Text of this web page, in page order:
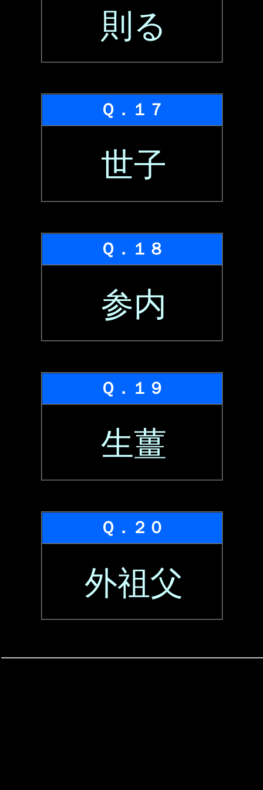
則る
Ｑ．１７
世子
Ｑ．１８
参内
Ｑ．１９
生薑
Ｑ．２０
外祖父